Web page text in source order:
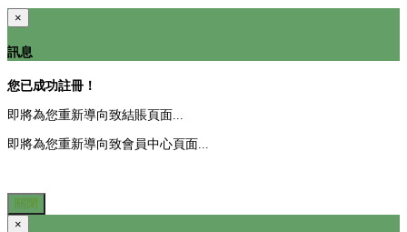
×
訊息
您已成功註冊！
即將為您重新導向致結賬頁面...
即將為您重新導向致會員中心頁面...
關閉
×